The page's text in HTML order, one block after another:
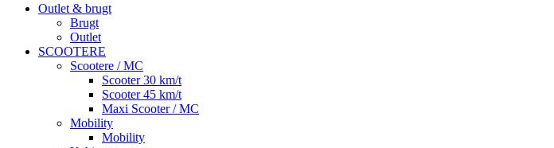
Outlet & brugt
Brugt
Outlet
SCOOTERE
Scootere / MC
Scooter 30 km/t
Scooter 45 km/t
Maxi Scooter / MC
Mobility
Mobility